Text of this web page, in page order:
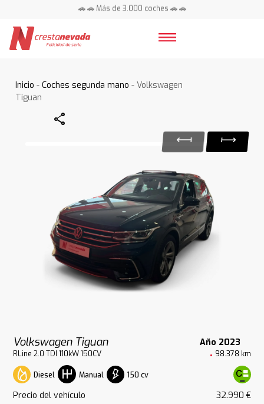
🚗 🚗 Más de 3.000 coches 🚗 🚗
Inicio -Coches segunda mano - Volkswagen
Tiguan
Share
Volkswagen Tiguan Año 2023
RLine 2.0 TDI 110kW 150CV 98.378 km
Diesel Manual 150 cv
Precio del vehículo
32.990 €